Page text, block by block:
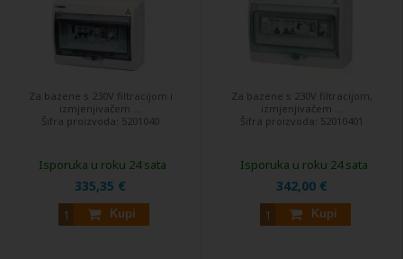
Za bazene s 230V filtracijom i
izmjenjivačem ...
Šifra proizvoda: 5201040
335,35 €
Kupi
Isporuka u roku 24 sata
Za bazene s 230V filtracijom,
izmjenjivačem ...
Šifra proizvoda: 52010401
342,00 €
Kupi
Isporuka u roku 24 sata